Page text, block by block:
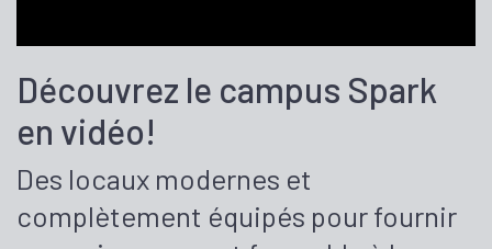
Découvrez le campus Spark
en vidéo!
Des locaux modernes et
complètement équipés pour fournir